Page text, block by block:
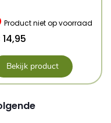
Product niet op voorraad
14,95
Bekijk product